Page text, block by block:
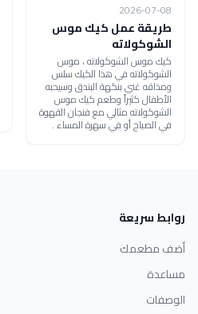
2026-07-08
طريقة عمل كيك موس
الشوكولاته
كيك موس الشوكولاته ، موس
الشوكولاته في هذا الكيك سلس
ومذاقه غني بنكهة البندق وسيحبه
الأطفال كثيراً وطعم كيك موس
الشوكولاته مثالي مع فنجان القهوة
في الصباح أو في سهرة المساء .
روابط سريعة
أضف مطعمك
مساعدة
الوصفات